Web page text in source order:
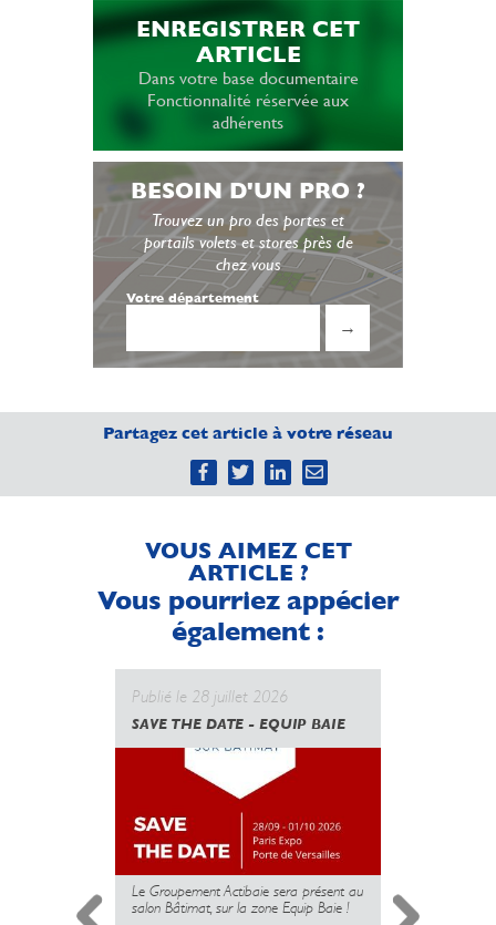
ENREGISTRER CET
ARTICLE
Dans votre base documentaire
Fonctionnalité réservée aux
adhérents
BESOIN D'UN PRO ?
Trouvez un pro des portes et
portails volets et stores près de
chez vous
Votre département
→
Partagez cet article à votre réseau
VOUS AIMEZ CET
ARTICLE ?
Vous pourriez appécier
également :
Publié le 28 juillet 2026
SAVE THE DATE - EQUIP BAIE
Le Groupement Actibaie sera présent au
salon Bâtimat, sur la zone Equip Baie !